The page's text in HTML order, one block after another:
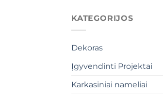
KATEGORIJOS
Dekoras
Įgyvendinti Projektai
Karkasiniai nameliai